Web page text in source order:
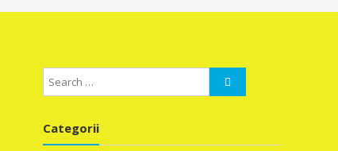
Categorii